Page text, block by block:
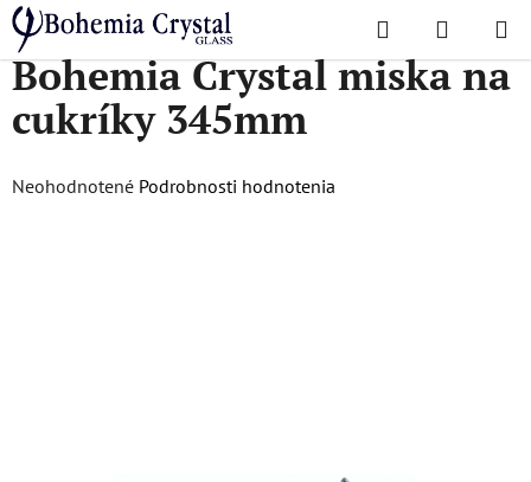
Prejsť
na
obsah
Hľadať
KOŠÍK
Domov
/ Dózy a misy Misy / Bohemia Crystal miska na cukríky 345mm
Bohemia Crystal miska na
cukríky 345mm
Priemerné
Neohodnotené Podrobnosti hodnotenia